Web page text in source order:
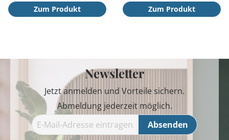
Zum Produkt Zum Produkt
Newsletter
Jetzt anmelden und Vorteile sichern.
Abmeldung jederzeit möglich.
Absenden